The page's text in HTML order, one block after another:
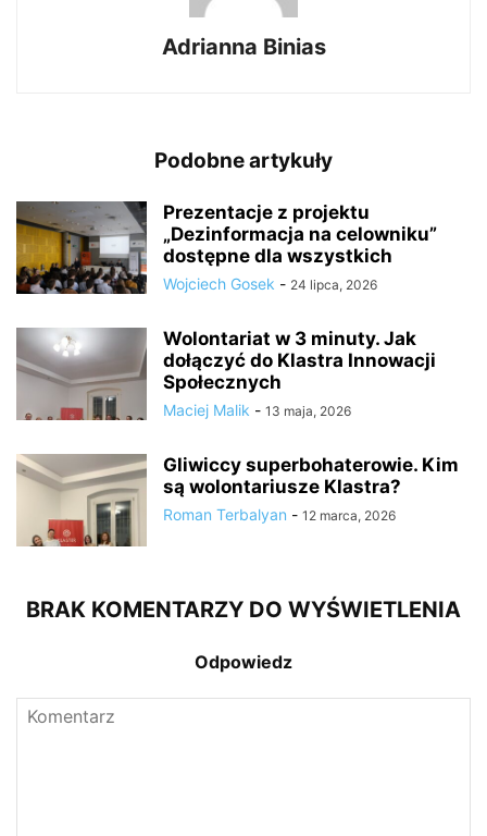
Adrianna Binias
Podobne artykuły
Prezentacje z projektu
„Dezinformacja na celowniku”
dostępne dla wszystkich
Wojciech Gosek - 24 lipca, 2026
Wolontariat w 3 minuty. Jak
dołączyć do Klastra Innowacji
Społecznych
Maciej Malik - 13 maja, 2026
Gliwiccy superbohaterowie. Kim
są wolontariusze Klastra?
Roman Terbalyan - 12 marca, 2026
BRAK KOMENTARZY DO WYŚWIETLENIA
Odpowiedz